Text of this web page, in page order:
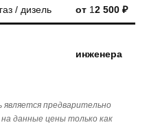
газ / дизель от 12 500 ₽
инженера
предварительно
данные цены только как